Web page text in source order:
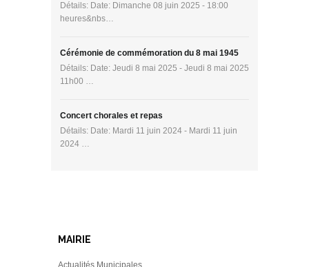
Détails: Date: Dimanche 08 juin 2025 - 18:00
heures&nbs…
Cérémonie de commémoration du 8 mai 1945
Détails: Date: Jeudi 8 mai 2025 - Jeudi 8 mai 2025
11h00 …
Concert chorales et repas
Détails: Date: Mardi 11 juin 2024 - Mardi 11 juin
2024 …
MAIRIE
Actualités Municipales